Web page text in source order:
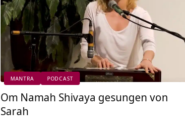
MANTRA PODCAST
Om Namah Shivaya gesungen von
Sarah